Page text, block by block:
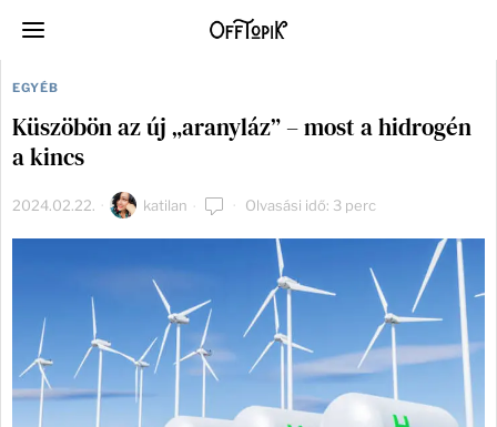
EGYÉB
Küszöbön az új „aranyláz” – most a hidrogén
a kincs
2024.02.22. katilan Olvasási idő: 3 perc